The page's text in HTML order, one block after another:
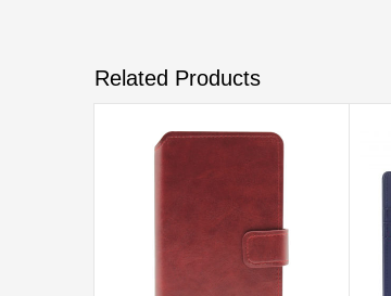
Related Products